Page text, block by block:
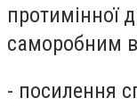
протимінної
саморобним
- посилення